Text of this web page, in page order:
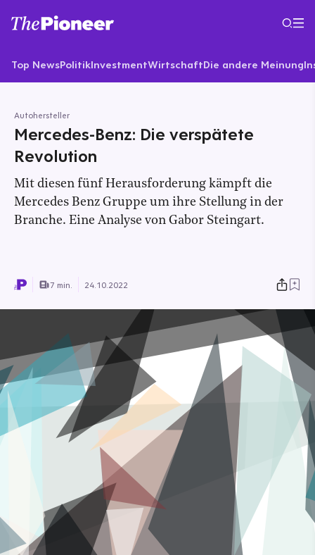
Top NewsPolitikInvestmentWirtschaftDie andere Meinung
Autohersteller
Mercedes-Benz: Die verspätete
Revolution
Mit diesen fünf Herausforderung kämpft die
Mercedes Benz Gruppe um ihre Stellung in der
Branche. Eine Analyse von Gabor Steingart.
7 min. 24.10.2022